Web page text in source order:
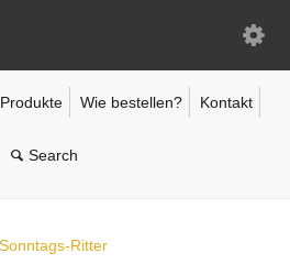
Produkte Wie bestellen? Kontakt